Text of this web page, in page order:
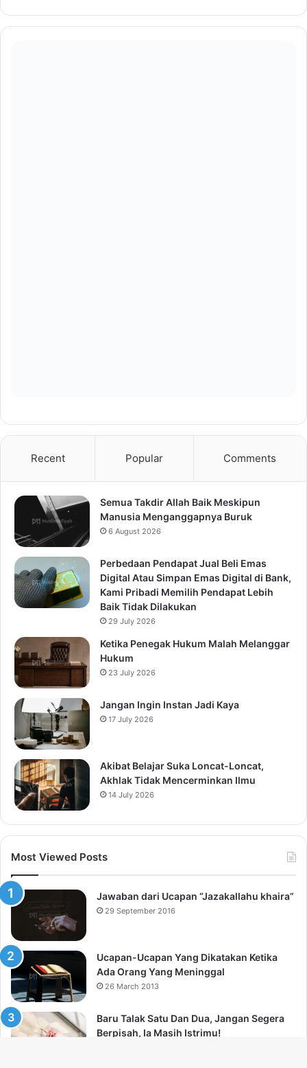
Recent Popular Comments
Semua Takdir Allah Baik Meskipun
Manusia Menganggapnya Buruk
6 August 2026
Perbedaan Pendapat Jual Beli Emas
Digital Atau Simpan Emas Digital di Bank,
Kami Pribadi Memilih Pendapat Lebih
Baik Tidak Dilakukan
29 July 2026
Ketika Penegak Hukum Malah Melanggar
Hukum
23 July 2026
Jangan Ingin Instan Jadi Kaya
17 July 2026
Akibat Belajar Suka Loncat-Loncat,
Akhlak Tidak Mencerminkan Ilmu
14 July 2026
Most Viewed Posts
Jawaban dari Ucapan “Jazakallahu khaira”
29 September 2016
Ucapan-Ucapan Yang Dikatakan Ketika
Ada Orang Yang Meninggal
26 March 2013
Baru Talak Satu Dan Dua, Jangan Segera
Berpisah, Ia Masih Istrimu!